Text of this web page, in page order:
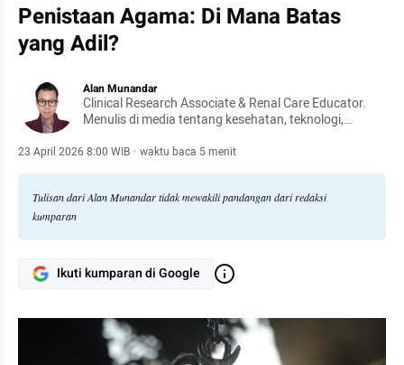
Penistaan Agama: Di Mana Batas
yang Adil?
Alan Munandar
Clinical Research Associate & Renal Care Educator.
Menulis di media tentang kesehatan, teknologi,
Menjembatani sains, cerita, dan pengalaman lintas
23 April 2026 8:00 WIB · waktu baca 5 menit
Tulisan dari Alan Munandar tidak mewakili pandangan dari redaksi
kumparan
Ikuti kumparan di Google